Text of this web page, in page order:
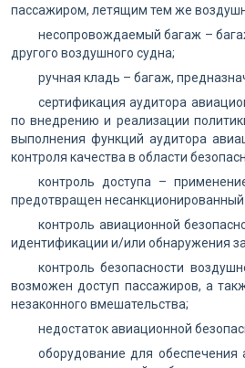
пассажиром, летящим тем же
несопровождаемый багаж –
другого воздушного судна;
ручная кладь – багаж,
сертификация аудитора
по внедрению и реализации
выполнения функций аудитора
контроля качества в области
контроль доступа –
предотвращен
контроль авиационной
идентификации и/или обнаружения
контроль безопасности
возможен доступ пассажиров, а
незаконного вмешательства;
недостаток авиационной
оборудование для обеспечения